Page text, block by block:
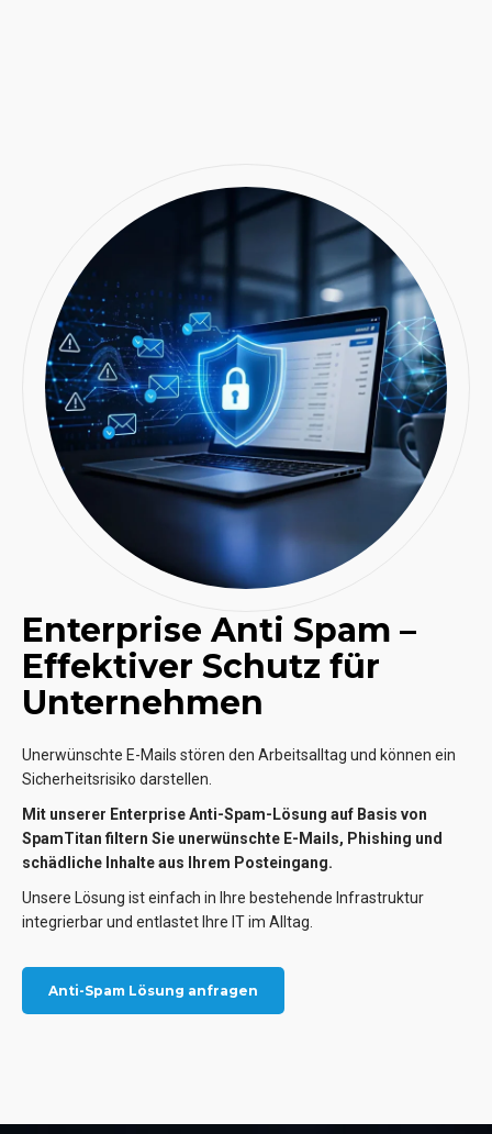
Enterprise Anti Spam –
Effektiver Schutz für
Unternehmen
Unerwünschte E-Mails stören den Arbeitsalltag und können ein
Sicherheitsrisiko darstellen.
Mit unserer Enterprise Anti-Spam-Lösung auf Basis von
SpamTitan filtern Sie unerwünschte E-Mails, Phishing und
schädliche Inhalte aus Ihrem Posteingang.
Unsere Lösung ist einfach in Ihre bestehende Infrastruktur
integrierbar und entlastet Ihre IT im Alltag.
Anti-Spam Lösung anfragen